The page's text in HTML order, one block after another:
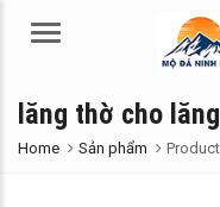
Menu
lăng thờ cho
Home Sản phẩm